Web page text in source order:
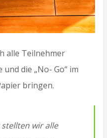
alle Teilnehmer
die „No- Go“ im
bringen.
wir alle